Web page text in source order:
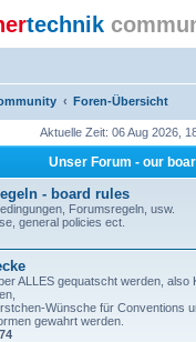
technik
Foren-Übersicht
Aktuelle Zeit: 06 Aug 2026,
Unser Forum - our
- board rules
Forumsregeln, usw.
general policies ect.
ALLES gequatscht werden, also
Wünsche für Conventions
gewahrt werden.